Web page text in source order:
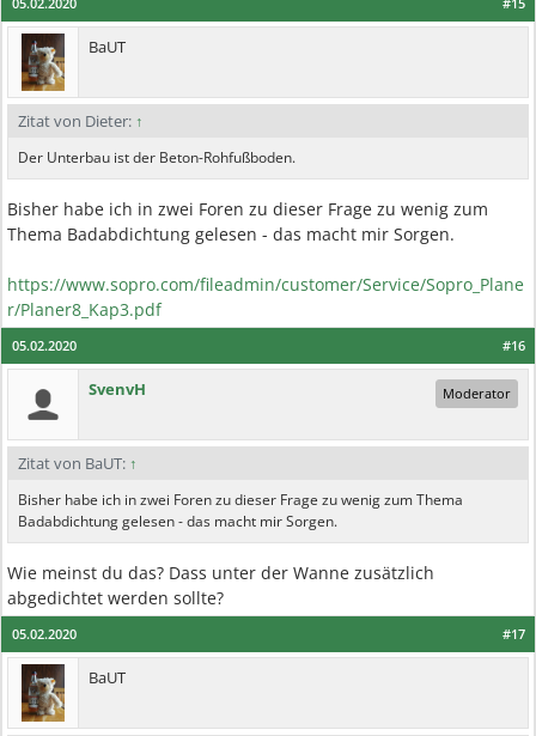
BaUT
Zitat von Dieter: ↑
Der Unterbau ist der Beton-Rohfußboden.
Bisher habe ich in zwei Foren zu dieser Frage zu wenig zum
Thema Badabdichtung gelesen - das macht mir Sorgen.
https://www.sopro.com/fileadmin/customer/Service/Sopro_Plane
r/Planer8_Kap3.pdf
#16
05.02.2020
SvenvH Moderator
Zitat von BaUT: ↑
Bisher habe ich in zwei Foren zu dieser Frage zu wenig zum Thema
Badabdichtung gelesen - das macht mir Sorgen.
Wie meinst du das? Dass unter der Wanne zusätzlich
abgedichtet werden sollte?
#17
05.02.2020
BaUT